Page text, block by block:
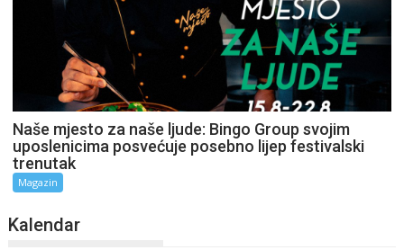
Naše mjesto za naše ljude: Bingo Group svojim
uposlenicima posvećuje posebno lijep festivalski
trenutak
Magazin
Kalendar